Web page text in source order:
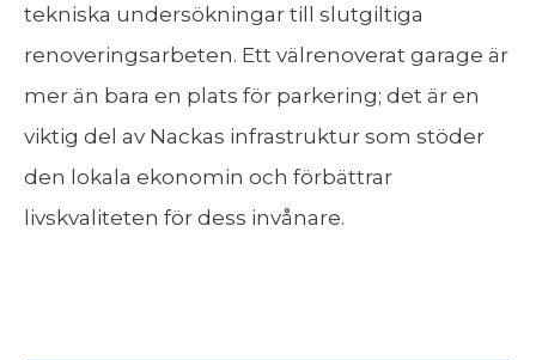
tekniska undersökningar till slutgiltiga
renoveringsarbeten. Ett välrenoverat garage är
mer än bara en plats för parkering; det är en
viktig del av Nackas infrastruktur som stöder
den lokala ekonomin och förbättrar
livskvaliteten för dess invånare.